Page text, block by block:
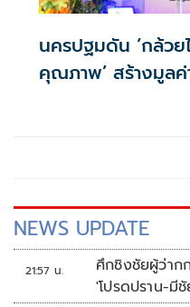
นครปฐมดัน ‘กล้วย
คุณภาพ’ สร้างมูลค่
NEWS UPDATE
21:57 น.
ศึกชิงชัยผู้ว่าก
'โปรดปราน-